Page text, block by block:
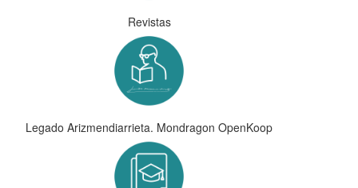
Revistas
Legado Arizmendiarrieta. Mondragon OpenKoop